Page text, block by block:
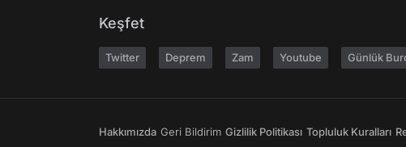
Keşfet
Twitter Deprem Zam Youtube Günlük
Hakkımızda Geri Bildirim Gizlilik Politikası Topluluk Kuralları